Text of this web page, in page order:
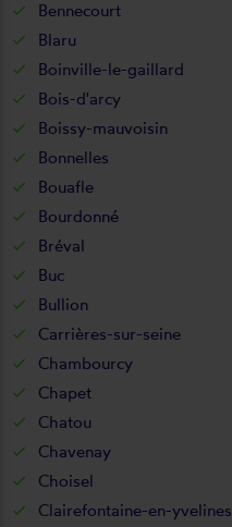
Bennecourt
Blaru
Boinville-le-gaillard
Bois-d'arcy
Boissy-mauvoisin
Bonnelles
Bouafle
Bourdonné
Bréval
Buc
Bullion
Carrières-sur-seine
Chambourcy
Chapet
Chatou
Chavenay
Choisel
Clairefontaine-en-yvelines